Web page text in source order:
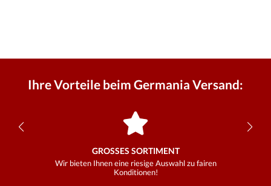
Ihre Vorteile beim Germania Versand:
GROSSES SORTIMENT
Wir bieten Ihnen eine riesige Auswahl zu fairen
Konditionen!